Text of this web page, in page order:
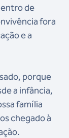
de
fora
e a
porque
a infância,
família
chegado à